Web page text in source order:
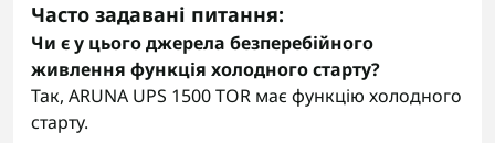
Часто задавані питання:
Чи є у цього джерела безперебійного
живлення функція холодного старту?
Так, ARUNA UPS 1500 TOR має функцію холодного
старту.